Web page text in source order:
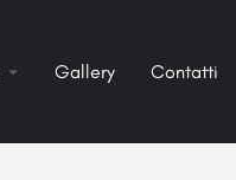
Gallery Contatti